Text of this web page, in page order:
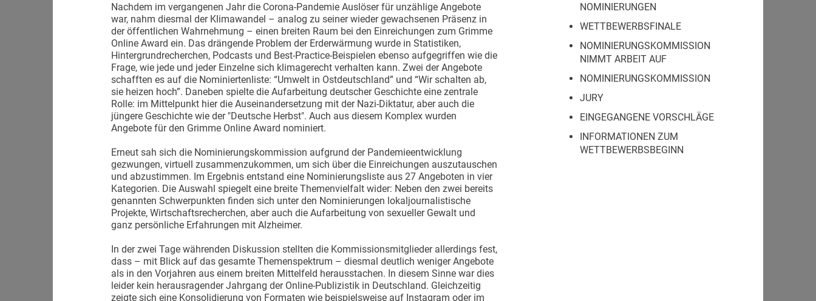
Nachdem im vergangenen Jahr die Corona-Pandemie Auslöser für unzählige Angebote
war, nahm diesmal der Klimawandel – analog zu seiner wieder gewachsenen Präsenz in
der öffentlichen Wahrnehmung – einen breiten Raum bei den Einreichungen zum Grimme
Online Award ein. Das drängende Problem der Erderwärmung wurde in Statistiken,
Hintergrundrecherchen, Podcasts und Best-Practice-Beispielen ebenso aufgegriffen wie die
Frage, wie jede und jeder Einzelne sich klimagerecht verhalten kann. Zwei der Angebote
schafften es auf die Nominiertenliste: “Umwelt in Ostdeutschland” und “Wir schalten ab,
sie heizen hoch”. Daneben spielte die Aufarbeitung deutscher Geschichte eine zentrale
Rolle: im Mittelpunkt hier die Auseinandersetzung mit der Nazi-Diktatur, aber auch die
jüngere Geschichte wie der "Deutsche Herbst". Auch aus diesem Komplex wurden
Angebote für den Grimme Online Award nominiert.
Erneut sah sich die Nominierungskommission aufgrund der Pandemieentwicklung
gezwungen, virtuell zusammenzukommen, um sich über die Einreichungen auszutauschen
und abzustimmen. Im Ergebnis entstand eine Nominierungsliste aus 27 Angeboten in vier
Kategorien. Die Auswahl spiegelt eine breite Themenvielfalt wider: Neben den zwei bereits
genannten Schwerpunkten finden sich unter den Nominierungen lokaljournalistische
Projekte, Wirtschaftsrecherchen, aber auch die Aufarbeitung von sexueller Gewalt und
ganz persönliche Erfahrungen mit Alzheimer.
In der zwei Tage währenden Diskussion stellten die Kommissionsmitglieder allerdings fest,
dass – mit Blick auf das gesamte Themenspektrum – diesmal deutlich weniger Angebote
als in den Vorjahren aus einem breiten Mittelfeld herausstachen. In diesem Sinne war dies
leider kein herausragender Jahrgang der Online-Publizistik in Deutschland. Gleichzeitig
zeigte sich eine Konsolidierung von Formaten wie beispielsweise auf Instagram oder im
NOMINIERUNGEN
WETTBEWERBSFINALE
NOMINIERUNGSKOMMISSION
NIMMT ARBEIT AUF
NOMINIERUNGSKOMMISSION
JURY
EINGEGANGENE VORSCHLÄGE
INFORMATIONEN ZUM
WETTBEWERBSBEGINN